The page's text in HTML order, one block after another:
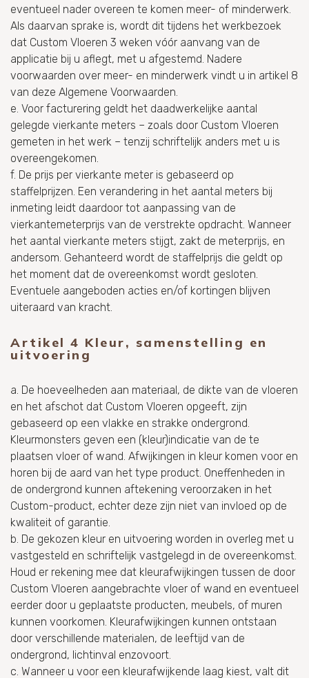
eventueel nader overeen te komen meer- of minderwerk.
Als daarvan sprake is, wordt dit tijdens het werkbezoek
dat Custom Vloeren 3 weken vóór aanvang van de
applicatie bij u aflegt, met u afgestemd. Nadere
voorwaarden over meer- en minderwerk vindt u in artikel 8
van deze Algemene Voorwaarden.
e. Voor facturering geldt het daadwerkelijke aantal
gelegde vierkante meters – zoals door Custom Vloeren
gemeten in het werk – tenzij schriftelijk anders met u is
overeengekomen.
f. De prijs per vierkante meter is gebaseerd op
staffelprijzen. Een verandering in het aantal meters bij
inmeting leidt daardoor tot aanpassing van de
vierkantemeterprijs van de verstrekte opdracht. Wanneer
het aantal vierkante meters stijgt, zakt de meterprijs, en
andersom. Gehanteerd wordt de staffelprijs die geldt op
het moment dat de overeenkomst wordt gesloten.
Eventuele aangeboden acties en/of kortingen blijven
uiteraard van kracht.
Artikel 4 Kleur, samenstelling en
uitvoering
a. De hoeveelheden aan materiaal, de dikte van de vloeren
en het afschot dat Custom Vloeren opgeeft, zijn
gebaseerd op een vlakke en strakke ondergrond.
Kleurmonsters geven een (kleur)indicatie van de te
plaatsen vloer of wand. Afwijkingen in kleur komen voor en
horen bij de aard van het type product. Oneffenheden in
de ondergrond kunnen aftekening veroorzaken in het
Custom-product, echter deze zijn niet van invloed op de
kwaliteit of garantie.
b. De gekozen kleur en uitvoering worden in overleg met u
vastgesteld en schriftelijk vastgelegd in de overeenkomst.
Houd er rekening mee dat kleurafwijkingen tussen de door
Custom Vloeren aangebrachte vloer of wand en eventueel
eerder door u geplaatste producten, meubels, of muren
kunnen voorkomen. Kleurafwijkingen kunnen ontstaan
door verschillende materialen, de leeftijd van de
ondergrond, lichtinval enzovoort.
c. Wanneer u voor een kleurafwijkende laag kiest, valt dit